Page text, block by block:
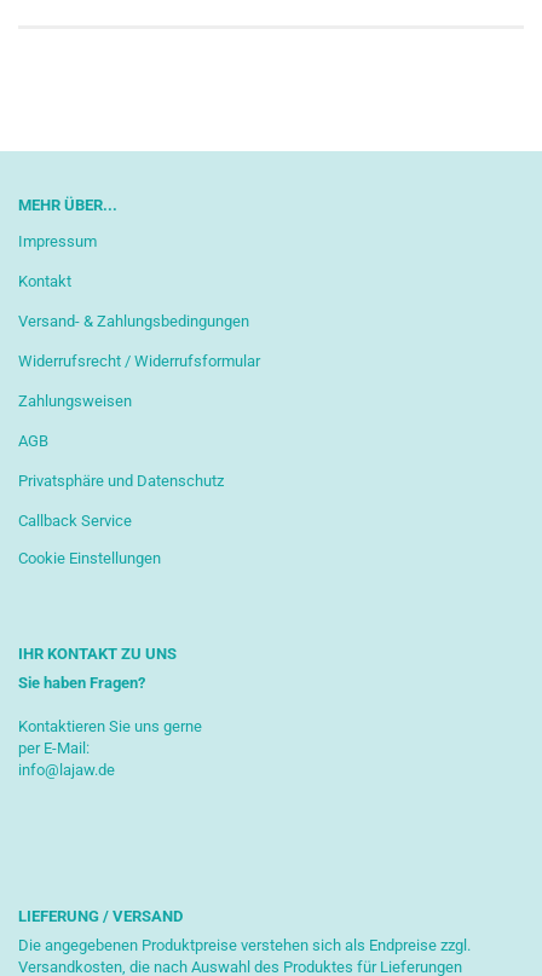
MEHR ÜBER...
Impressum
Kontakt
Versand- & Zahlungsbedingungen
Widerrufsrecht / Widerrufsformular
Zahlungsweisen
AGB
Privatsphäre und Datenschutz
Callback Service
Cookie Einstellungen
IHR KONTAKT ZU UNS
Sie haben Fragen?
Kontaktieren Sie uns gerne
per E-Mail:
info@lajaw.de
LIEFERUNG / VERSAND
Die angegebenen Produktpreise verstehen sich als Endpreise zzgl.
Versandkosten, die nach Auswahl des Produktes für Lieferungen